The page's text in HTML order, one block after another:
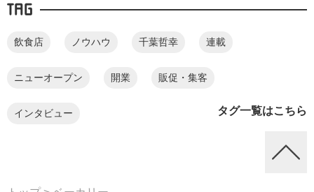
TAG
飲食店 ノウハウ 千葉哲幸 連載
ニューオープン 開業 販促・集客
インタビュー タグ一覧はこちら